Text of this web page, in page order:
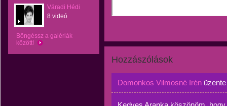
Váradi Hédi
8 videó
Böngéssz a galériák
között!
Hozzászólások
Domonkos Vilmosné Irén